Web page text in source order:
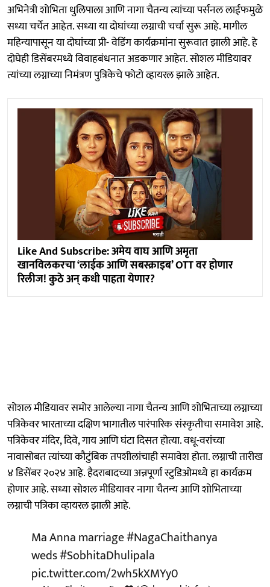
अभिनेत्री शोभिता धुलिपाला आणि नागा चैतन्य त्यांच्या पर्सनल लाईफमुळे
सध्या चर्चेत आहेत. सध्या या दोघांच्या लग्नाची चर्चा सुरू आहे. मागील
महिन्यापासून या दोघांच्या प्री- वेडिंग कार्यक्रमांना सुरूवात झाली आहे. हे
दोघेही डिसेंबरमध्ये विवाहबंधनात अडकणार आहेत. सोशल मीडियावर
त्यांच्या लग्नाच्या निमंत्रण पुत्रिकेचे फोटो व्हायरल झाले आहेत.
Like And Subscribe: अमेय वाघ आणि अमृता
खानविलकरचा ‘लाईक आणि सबस्क्राइब’ OTT वर होणार
रिलीज! कुठे अन् कधी पाहता येणार?
सोशल मीडियावर समोर आलेल्या नागा चैतन्य आणि शोभिताच्या लग्नाच्या
पत्रिकेवर भारताच्या दक्षिण भागातील पारंपारिक संस्कृतीचा समावेश आहे.
पत्रिकेवर मंदिर, दिवे, गाय आणि घंटा दिसत होत्या. वधू-वरांच्या
नावासोबत त्यांच्या कौटुंबिक तपशीलांचाही समावेश होता. लग्नाची तारीख
४ डिसेंबर २०२४ आहे. हैदराबादच्या अन्नपूर्णा स्टुडिओमध्ये हा कार्यक्रम
होणार आहे. सध्या सोशल मीडियावर नागा चैतन्य आणि शोभिताच्या
लग्नाची पत्रिका व्हायरल झाली आहे.
Ma Anna marriage#NagaChaithanya
weds#SobhitaDhulipala
pic.twitter.com/2wh5kXMYy0